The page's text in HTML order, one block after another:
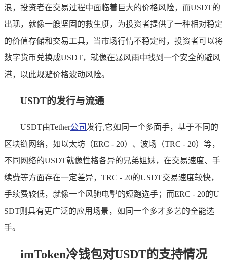
浪，投资者在交易过程中面临着巨大的价格风险，而USDT的
出现，就像一艘坚固的救生艇，为投资者提供了一种相对稳定
的价值存储和交易工具，当市场行情不稳定时，投资者可以将
数字货币兑换成USDT，就像在暴风雨中找到一个安全的避风
港，以此规避价格波动风险。
USDT的发行与流通
USDT由Tether公司 发行,它如同一个多面手，基于不同的
区块链网络，如以太坊（ERC - 20）、波场（TRC - 20）等，
不同网络的USDT就像性格各异的兄弟姐妹，在交易速度、手
续费等方面存在一定差异，TRC - 20的USDT交易速度较快，
手续费较低，就像一个风驰电掣的短跑选手；而ERC - 20的U
SDT则具有更广泛的应用场景，如同一个多才多艺的全能选
手。
imToken冷钱包对USDT的支持情况